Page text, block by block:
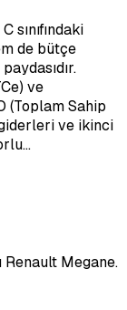
sınıfındaki
de bütçe
ve
(Toplam Sahip
ve ikinci
Megane.